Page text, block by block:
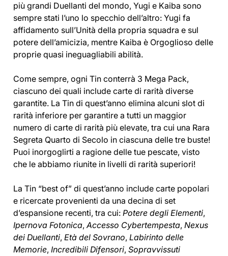
più grandi Duellanti del mondo, Yugi e Kaiba sono
sempre stati l’uno lo specchio dell’altro: Yugi fa
affidamento sull’Unità della propria squadra e sul
potere dell’amicizia, mentre Kaiba è Orgoglioso delle
proprie quasi ineguagliabili abilità.
Come sempre, ogni Tin conterrà 3 Mega Pack,
ciascuno dei quali include carte di rarità diverse
garantite. La Tin di quest’anno elimina alcuni slot di
rarità inferiore per garantire a tutti un maggior
numero di carte di rarità più elevate, tra cui una Rara
Segreta Quarto di Secolo in ciascuna delle tre buste!
Puoi inorgoglirti a ragione delle tue pescate, visto
che le abbiamo riunite in livelli di rarità superiori!
La Tin “best of” di quest’anno include carte popolari
e ricercate provenienti da una decina di set
d’espansione recenti, tra cui: Potere degli Elementi,
Ipernova Fotonica,Accesso Cybertempesta, Nexus
dei Duellanti, Età del Sovrano, Labirinto delle
Memorie, Incredibili Difensori, Sopravvissuti